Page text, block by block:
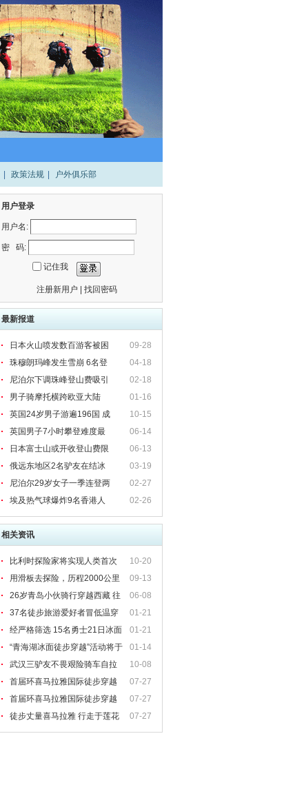
政策法规 户外俱乐部
用户登录
用户名:
密 码:
记住我
注册新用户 找回密码
最新报道
09-28
日本火山喷发数百游客被困
04-18
珠穆朗玛峰发生雪崩 6名登
02-18
尼泊尔下调珠峰登山费吸引
01-16
男子骑摩托横跨欧亚大陆
10-15
英国24岁男子游遍196国 成
06-14
英国男子7小时攀登难度最
06-13
日本富士山或开收登山费限
03-19
俄远东地区2名驴友在结冰
02-27
尼泊尔29岁女子一季连登两
02-26
埃及热气球爆炸9名香港人
相关资讯
10-20
比利时探险家将实现人类首次
自补给穿越南极
09-13
用滑板去探险，历程2000公里
穿越摩洛哥
06-08
26岁青岛小伙骑行穿越西藏 往
返100天行程万里
01-21
37名徒步旅游爱好者冒低温穿
越中俄界湖兴凯湖
01-21
经严格筛选 15名勇士21日冰面
徒步穿越青海湖
01-14
“青海湖冰面徒步穿越”活动将于
1月21日启动
10-08
武汉三驴友不畏艰险骑车自拉
萨穿越茶马古道
07-27
首届环喜马拉雅国际徒步穿越
行程二
07-27
首届环喜马拉雅国际徒步穿越
行程一
07-27
徒步丈量喜马拉雅 行走于莲花
之上——暨首届环喜马拉雅（中尼）国